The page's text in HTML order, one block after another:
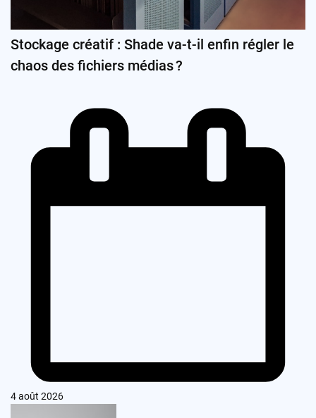
Stockage créatif : Shade va-t-il enfin régler le
chaos des fichiers médias ?
4 août 2026